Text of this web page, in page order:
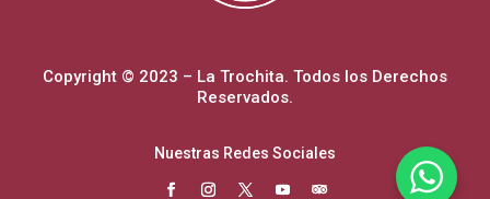
Copyright © 2023 – La Trochita. Todos los Derechos
Reservados.
Nuestras Redes Sociales